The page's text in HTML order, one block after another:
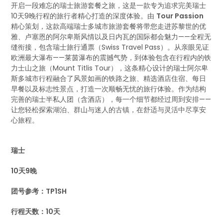
开启一段难忘的瑞士旅游套餐之旅，这是一款专为追求完美瑞士
10天9晚行程的旅行者精心打造的深度体验。由 Tour Passion
精心策划，这款高端瑞士多城市旅游套餐将带您走进苏黎世的优
雅、卢塞恩的阿尔卑斯风情以及日内瓦的国际都会魅力——全程无
缝衔接，包含瑞士旅行通票（Swiss Travel Pass）。从亲眼见证
欧洲最大瀑布——莱茵瀑布的震撼气势，到体验包含在行程内的铁
力士山之旅（Mount Titlis Tour），这条精心设计的瑞士阿尔卑
斯多城市行程融合了风景如画的铁路之旅、精选酒店住宿、每日
早餐以及标志性景点，打造一次顺畅无忧的旅行体验。作为结构
完善的瑞士半私人团（含酒店），每一个细节都经过周到安排——
让您轻松探索湖泊、群山与迷人的古镇，在舒适与灵活中尽享安
心旅程。
瑞士
10天9晚
团号参考：TP1SH
行程天数：10天